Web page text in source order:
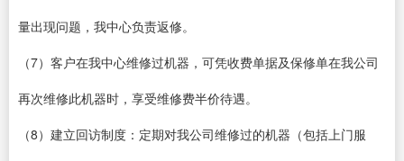
量出现问题，我中心负责返修。
（7）客户在我中心维修过机器，可凭收费单据及保修单在我公司
再次维修此机器时，享受维修费半价待遇。
（8）建立回访制度：定期对我公司维修过的机器（包括上门服